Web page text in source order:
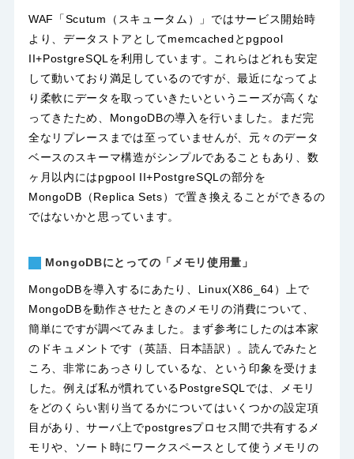
WAF「Scutum（スキュータム）」 ではサービス開始時
より、データストアとしてmemcachedとpgpool
II+PostgreSQLを利用しています。これらはどれも安定
して動いており満足しているのですが、最近になってよ
り柔軟にデータを取っていきたいというニーズが高くな
ってきたため、MongoDBの導入を行いました。まだ完
全なリプレースまでは至っていませんが、元々のデータ
ベースのスキーマ構造がシンプルであることもあり、数
ヶ月以内にはpgpool II+PostgreSQLの部分を
MongoDB（Replica Sets）で置き換えることができるの
ではないかと思っています。
MongoDBにとっての「メモリ使用量」
MongoDBを導入するにあたり、Linux(X86_64）上で
MongoDBを動作させたときのメモリの消費について、
簡単にですが調べてみました。まず参考にしたのは本家
のドキュメントです（英語 日本語訳 ）。読んでみたと
ころ、非常にあっさりしているな、という印象を受けま
した。例えば私が慣れているPostgreSQLでは、メモリ
をどのくらい割り当てるかについてはいくつかの設定項
目があり、サーバ上でpostgresプロセス間で共有するメ
モリや、ソート時にワークスペースとして使うメモリの